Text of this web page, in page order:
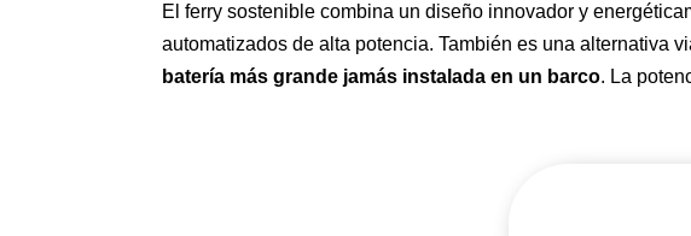
El ferry sostenible combina un diseño innovador y
automatizados de alta potencia. También es una alternativa
batería más grande jamás instalada en un barco. La